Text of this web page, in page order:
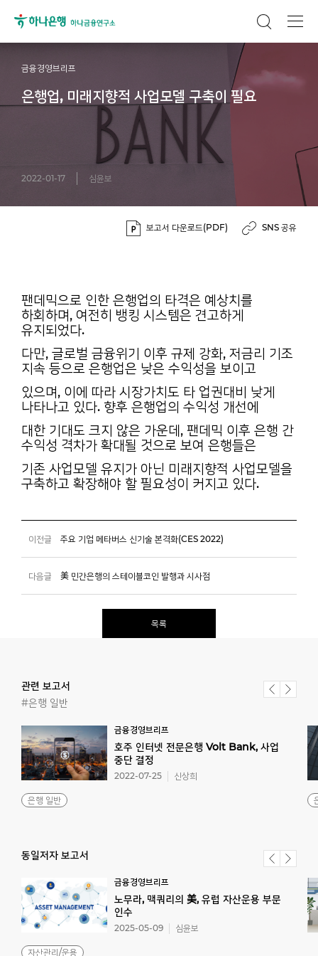
금융경영브리프
은행업, 미래지향적 사업모델 구축이 필요
2022-01-17 심윤보
보고서 다운로드(PDF) SNS 공유
팬데믹으로 인한 은행업의 타격은 예상치를
하회하며, 여전히 뱅킹 시스템은 견고하게
유지되었다.
다만, 글로벌 금융위기 이후 규제 강화, 저금리 기조
지속 등으로 은행업은 낮은 수익성을 보이고
있으며, 이에 따라 시장가치도 타 업권대비 낮게
나타나고 있다. 향후 은행업의 수익성 개선에
대한 기대도 크지 않은 가운데, 팬데믹 이후 은행 간
수익성 격차가 확대될 것으로 보여 은행들은
기존 사업모델 유지가 아닌 미래지향적 사업모델을
구축하고 확장해야 할 필요성이 커지고 있다.
이전글 주요 기업 메타버스 신기술 본격화(CES 2022)
다음글 美 민간은행의 스테이블코인 발행과 시사점
목록
관련 보고서
#은행 일반
금융경영브리프
호주 인터넷 전문은행 Volt Bank, 사업
중단 결정
은행 일반
2022-07-25 신상희
동일저자 보고서
금융경영브리프
노무라, 맥쿼리의 美, 유럽 자산운용 부문
인수
자산관리/운용
2025-05-09 심윤보